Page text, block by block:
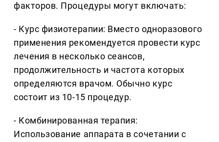
факторов. Процедуры могут включать:
- Курс физиотерапии: Вместо одноразового
применения рекомендуется провести курс
лечения в несколько сеансов,
продолжительность и частота которых
определяются врачом. Обычно курс
состоит из 10-15 процедур.
- Комбинированная терапия:
Использование аппарата в сочетании с